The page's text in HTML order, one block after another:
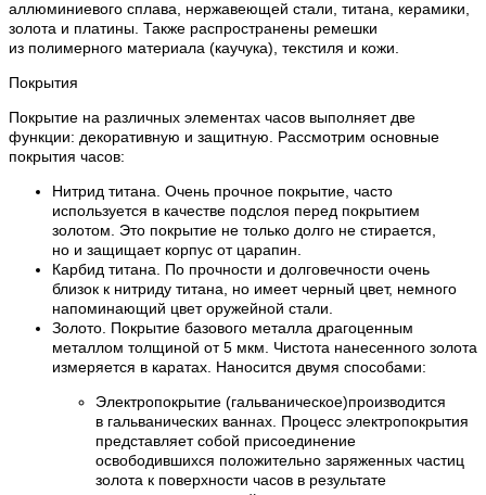
аллюминиевого сплава, нержавеющей стали, титана, керамики,
золота и платины. Также распространены ремешки
из полимерного материала (каучука), текстиля и кожи.
Покрытия
Покрытие на различных элементах часов выполняет две
функции: декоративную и защитную. Рассмотрим основные
покрытия часов:
Нитрид титана. Очень прочное покрытие, часто
используется в качестве подслоя перед покрытием
золотом. Это покрытие не только долго не стирается,
но и защищает корпус от царапин.
Карбид титана. По прочности и долговечности очень
близок к нитриду титана, но имеет черный цвет, немного
напоминающий цвет оружейной стали.
Золото. Покрытие базового металла драгоценным
металлом толщиной от 5 мкм. Чистота нанесенного золота
измеряется в каратах. Наносится двумя способами:
Электропокрытие (гальваническое)производится
в гальванических ваннах. Процесс электропокрытия
представляет собой присоединение
освободившихся положительно заряженных частиц
золота к поверхности часов в результате